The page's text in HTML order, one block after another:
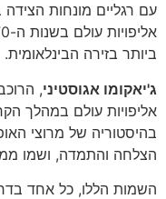
עם רגליים מונחות
ביותר בזירה הבינלאומית.
ג'יאקומו אגוסטיני
אליפויות עולם במהלך
בהיסטוריה של מרוצי
הצלחה והתמדה, ושמו
השמות הללו, כל אחד